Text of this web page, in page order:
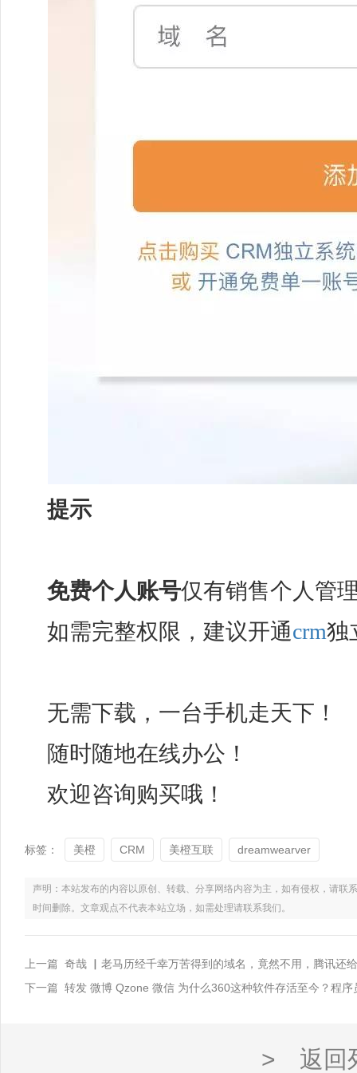
提示
免费个人账号仅有销售个人管
如需完整权限，建议开通crm独
无需下载，一台手机走天下！
随时随地在线办公！
欢迎咨询购买哦！
标签： 美橙 CRM 美橙互联 dreamwearver
声明：本站发布的内容以原创、转载、分享网络内容为主，如有侵权，请
时间删除。文章观点不代表本站立场，如需处理请联系我们。
上一篇 奇哉 ▏老马历经千幸万苦得到的域名，竟然不用，腾讯还
下一篇 转发 微博 Qzone 微信 为什么360这种软件存活至今？程
> 返回